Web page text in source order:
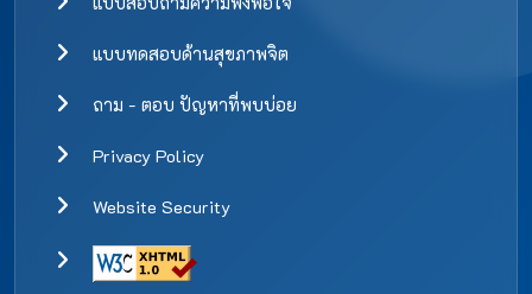
แบบทดสอบด้านสุขภาพจิต
ถาม - ตอบ ปัญหาที่พบบ่อย
Privacy Policy
Website Security